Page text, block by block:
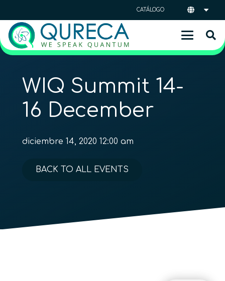
CATÁLOGO
WIQ Summit 14-
16 December
diciembre 14, 2020 12:00 am
BACK TO ALL EVENTS